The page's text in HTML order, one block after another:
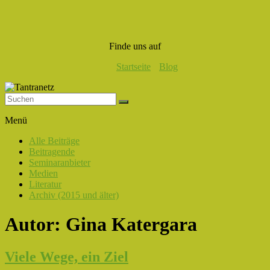
Finde uns auf
Startseite
Blog
Liebe,
Eros
Tantra
Menü
Alle Beiträge
Beitragende
Seminaranbieter
Medien
Literatur
Archiv (2015 und älter)
Autor: Gina Katergara
Viele Wege, ein Ziel